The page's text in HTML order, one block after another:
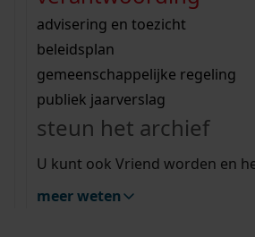
bouwvergunningen
omgevingsvergunningen
vergunningen
beeld en geluid
uitleg nodig?
Wij helpen u op weg met een
bekijk alle zoektips
Wij helpen u op weg met een
bekijk alle zoektips
bekijk ons geschiedenislokaal
advisering en toezicht
beleidsplan
gemeenschappelijke regeling
publiek jaarverslag
steun het archief
U kunt ook Vriend worden en
meer weten
zoektips
Mijn Studiezaal (inloggen)